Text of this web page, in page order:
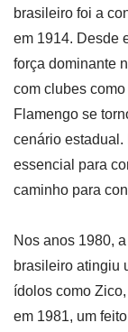
brasileiro foi a
em 1914. Desde
força dominante
com clubes
Flamengo se
cenário estadual.
essencial para
caminho para
Nos anos 1980,
brasileiro atingiu
ídolos como
em 1981, um